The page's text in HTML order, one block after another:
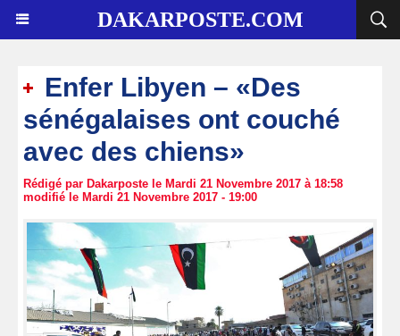
DAKARPOSTE.COM
Enfer Libyen – «Des
sénégalaises ont couché
avec des chiens»
Rédigé par Dakarposte le Mardi 21 Novembre 2017 à 18:58
modifié le Mardi 21 Novembre 2017 - 19:00